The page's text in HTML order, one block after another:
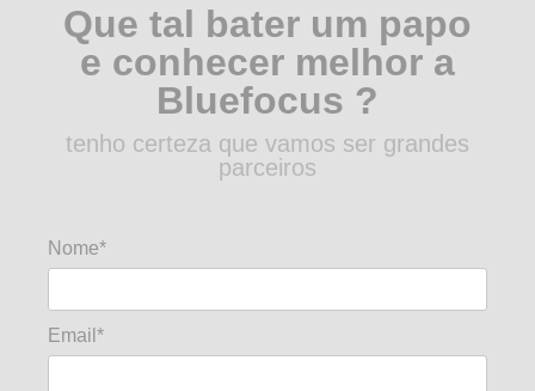
Que tal bater um papo
e conhecer melhor a
Bluefocus ?
tenho certeza que vamos ser grandes
parceiros
Nome*
Email*